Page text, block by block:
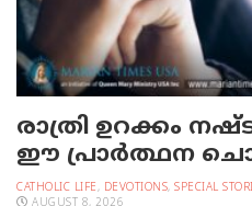
രാത്രി ഉറക്കം
ഈ പ്രാര്‍ത്ഥന
CATHOLIC LIFE, DEVOTIONS, SPECIAL